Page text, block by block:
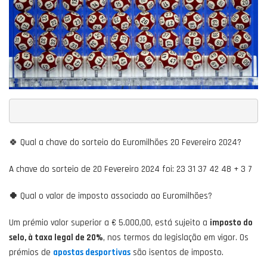
🍀 Qual a chave do sorteio do Euromilhões 20 Fevereiro 2024?
A chave do sorteio de 20 Fevereiro 2024 foi: 23 31 37 42 48 + 3 7
🍀 Qual o valor de imposto associado ao Euromilhões?
Um prémio valor superior a € 5.000,00, está sujeito a imposto do
selo, à taxa legal de 20%, nos termos da legislação em vigor. Os
prémios de apostas desportivas são isentos de imposto.